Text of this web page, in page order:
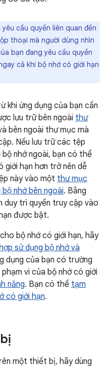
cầu quyền liên quan đến
thoại mà người dùng nhìn
bạn đang yêu cầu quyền
cả khi bộ nhớ có giới hạn
khi ứng dụng của bạn cần
lưu trữ bên ngoài thư
bên ngoài thư mục mà
Nếu lưu trữ các tệp
nhớ ngoài, bạn có thể
giới hạn hơn trở nên dễ
này vào một thư mục
nhớ bên ngoài. Bằng
duy trì quyền truy cập vào
được bật.
bộ nhớ có giới hạn, hãy
sử dụng bộ nhớ và
dụng của bạn có trường
vi của bộ nhớ có giới
năng. Bạn có thể tạm
có giới hạn.
một thiết bị, hãy dùng